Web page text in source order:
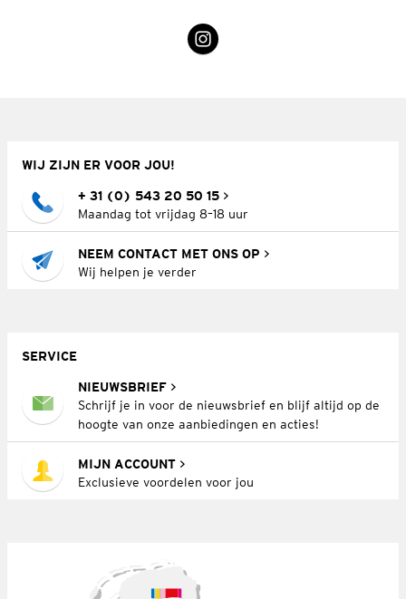
WIJ ZIJN ER VOOR JOU!
+ 31 (0) 543 20 50 15
Maandag tot vrijdag 8–18 uur
NEEM CONTACT MET ONS OP
Wij helpen je verder
SERVICE
NIEUWSBRIEF
Schrijf je in voor de nieuwsbrief en blijf altijd op de
hoogte van onze aanbiedingen en acties!
MIJN ACCOUNT
Exclusieve voordelen voor jou